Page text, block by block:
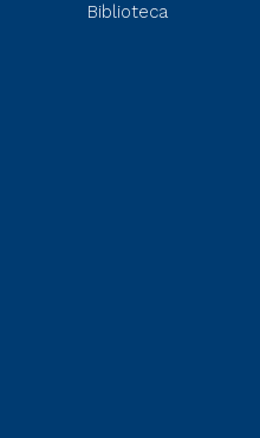
Biblioteca